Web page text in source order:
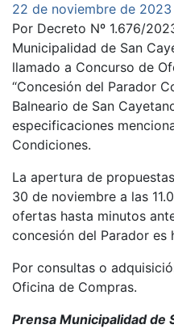
22 de noviembre de 2023
Por Decreto Nº 1.676/
Municipalidad de San
llamado a Concurso de
“Concesión del Parador
Balneario de San
especificaciones
Condiciones.
La apertura de
30 de noviembre a las
ofertas hasta minutos
concesión del Parador es
Por consultas o
Oficina de Compras.
Prensa Municipalidad de